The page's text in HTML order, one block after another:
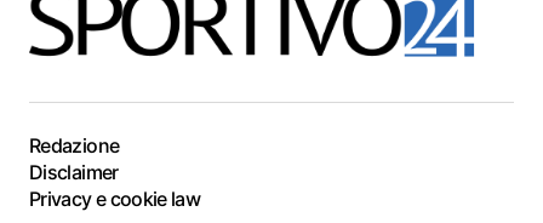
Redazione
Disclaimer
Privacy e cookie law